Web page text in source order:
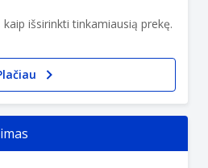
kaip išsirinkti tinkamiausią prekę.